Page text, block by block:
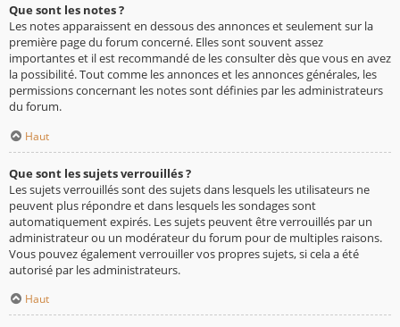
Que sont les notes ?
Les notes apparaissent en dessous des annonces et seulement sur la
première page du forum concerné. Elles sont souvent assez
importantes et il est recommandé de les consulter dès que vous en avez
la possibilité. Tout comme les annonces et les annonces générales, les
permissions concernant les notes sont définies par les administrateurs
du forum.
Haut
Que sont les sujets verrouillés ?
Les sujets verrouillés sont des sujets dans lesquels les utilisateurs ne
peuvent plus répondre et dans lesquels les sondages sont
automatiquement expirés. Les sujets peuvent être verrouillés par un
administrateur ou un modérateur du forum pour de multiples raisons.
Vous pouvez également verrouiller vos propres sujets, si cela a été
autorisé par les administrateurs.
Haut